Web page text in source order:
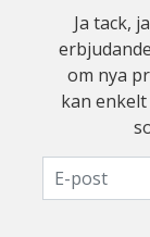
Ja tack,
om nya
kan